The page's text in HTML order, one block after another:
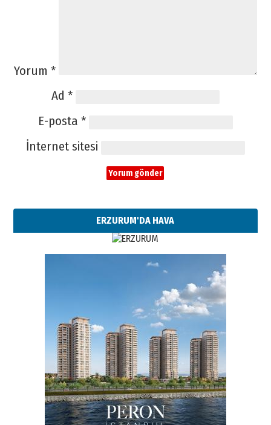
Yorum *
Ad *
E-posta *
İnternet sitesi
ERZURUM'DA HAVA
Esat BİNDESEN
Başkan Sekmen’den Erzurum’a
bir vizyon proje daha!
02 Ağustos 2026 Pazar
Kadir SABUNCUOĞLU
Erzurumspor’un köşe taşları